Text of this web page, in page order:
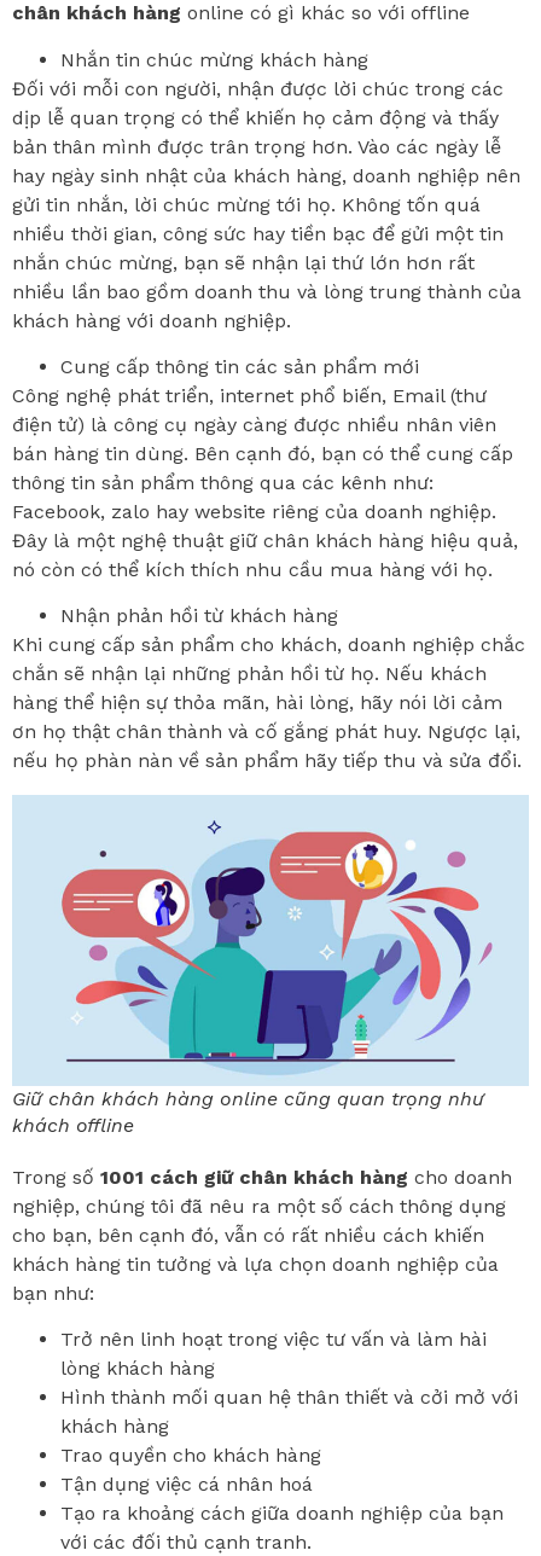
chân khách hàng online có gì khác so với offline
Nhắn tin chúc mừng khách hàng
Đối với mỗi con người, nhận được lời chúc trong các
dịp lễ quan trọng có thể khiến họ cảm động và thấy
bản thân mình được trân trọng hơn. Vào các ngày lễ
hay ngày sinh nhật của khách hàng, doanh nghiệp nên
gửi tin nhắn, lời chúc mừng tới họ. Không tốn quá
nhiều thời gian, công sức hay tiền bạc để gửi một tin
nhắn chúc mừng, bạn sẽ nhận lại thứ lớn hơn rất
nhiều lần bao gồm doanh thu và lòng trung thành của
khách hàng với doanh nghiệp.
Cung cấp thông tin các sản phẩm mới
Công nghệ phát triển, internet phổ biến, Email (thư
điện tử) là công cụ ngày càng được nhiều nhân viên
bán hàng tin dùng. Bên cạnh đó, bạn có thể cung cấp
thông tin sản phẩm thông qua các kênh như:
Facebook, zalo hay website riêng của doanh nghiệp.
Đây là một nghệ thuật giữ chân khách hàng hiệu quả,
nó còn có thể kích thích nhu cầu mua hàng với họ.
Nhận phản hồi từ khách hàng
Khi cung cấp sản phẩm cho khách, doanh nghiệp chắc
chắn sẽ nhận lại những phản hồi từ họ. Nếu khách
hàng thể hiện sự thỏa mãn, hài lòng, hãy nói lời cảm
ơn họ thật chân thành và cố gắng phát huy. Ngược lại,
nếu họ phàn nàn về sản phẩm hãy tiếp thu và sửa đổi.
Giữ chân khách hàng online cũng quan trọng như
khách offline
Trong số 1001 cách giữ chân khách hàng cho doanh
nghiệp, chúng tôi đã nêu ra một số cách thông dụng
cho bạn, bên cạnh đó, vẫn có rất nhiều cách khiến
khách hàng tin tưởng và lựa chọn doanh nghiệp của
bạn như:
Trở nên linh hoạt trong việc tư vấn và làm hài
lòng khách hàng
Hình thành mối quan hệ thân thiết và cởi mở với
khách hàng
Trao quyền cho khách hàng
Tận dụng việc cá nhân hoá
Tạo ra khoảng cách giữa doanh nghiệp của bạn
với các đối thủ cạnh tranh.